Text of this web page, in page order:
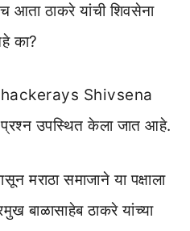
आता ठाकरे यांची शिवसेना
का?
Shivsena
उपस्थित केला जात आहे.
मराठा समाजाने या पक्षाला
बाळासाहेब ठाकरे यांच्या